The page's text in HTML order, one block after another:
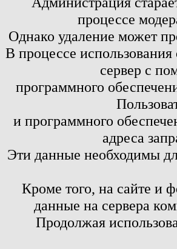
процессе
Однако удаление может
В процессе
сервер с
программного
и программного
адреса
Эти данные необходимы
Кроме того, на сайте и
данные на сервера
Продолжая